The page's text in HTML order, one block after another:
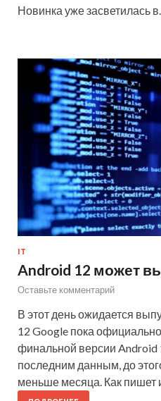
Новинка уже засветилась
IT
Android 12 может
Оставьте комментарий
В этот день ожидается
12 Google пока
финальной версии Android
последним данным, до
меньше месяца. Как пишет